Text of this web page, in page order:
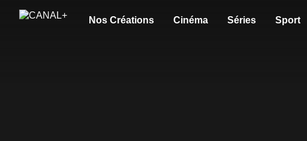
Nos Créations Cinéma Séries Sport